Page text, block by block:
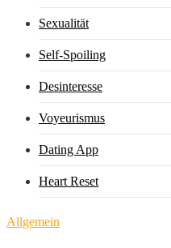
Sexualität
Self-Spoiling
Desinteresse
Voyeurismus
Dating App
Heart Reset
Allgemein